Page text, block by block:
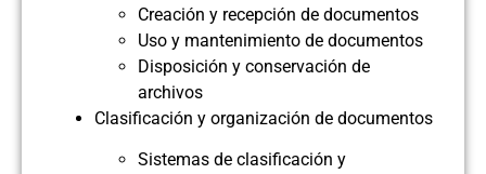
Creación y recepción de documentos
Uso y mantenimiento de documentos
Disposición y conservación de
archivos
Clasificación y organización de documentos
Sistemas de clasificación y